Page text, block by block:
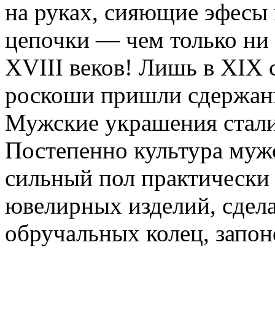
на руках, сияющие эфесы
цепочки — чем только
XVIII веков! Лишь в XIX
роскоши пришли
Мужские украшения
Постепенно культура
сильный пол практически
ювелирных изделий,
обручальных колец,